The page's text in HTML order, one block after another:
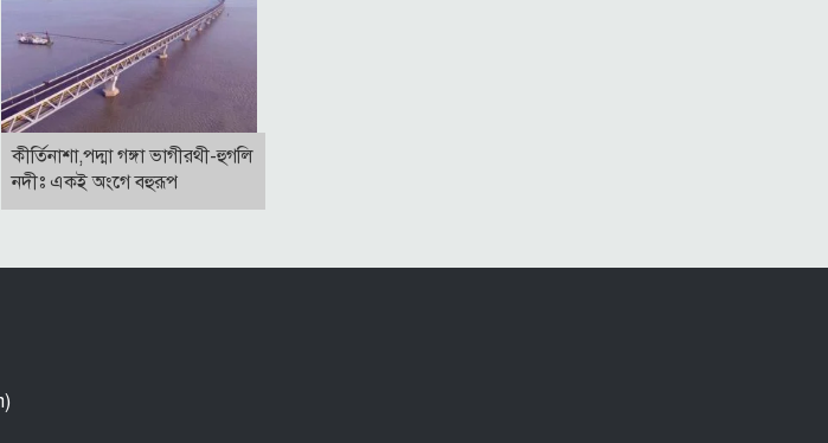
কীর্তিনাশা,পদ্মা গঙ্গা ভাগীরথী-হুগলি
নদীঃ একই অংগে বহুরূপ